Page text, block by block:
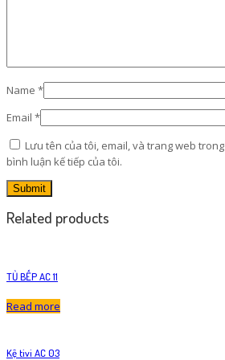
Name *
Email *
Lưu tên của tôi, email, và trang web
bình luận kế tiếp của tôi.
Related products
TỦ BẾP AC 11
Read more
Kệ tivi AC 03